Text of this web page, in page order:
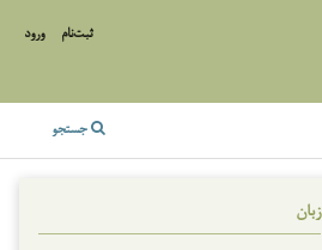
جستجو
ثبت‌نام ورود
زبان